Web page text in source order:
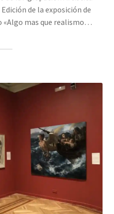
de la exposición de
mas que realismo…